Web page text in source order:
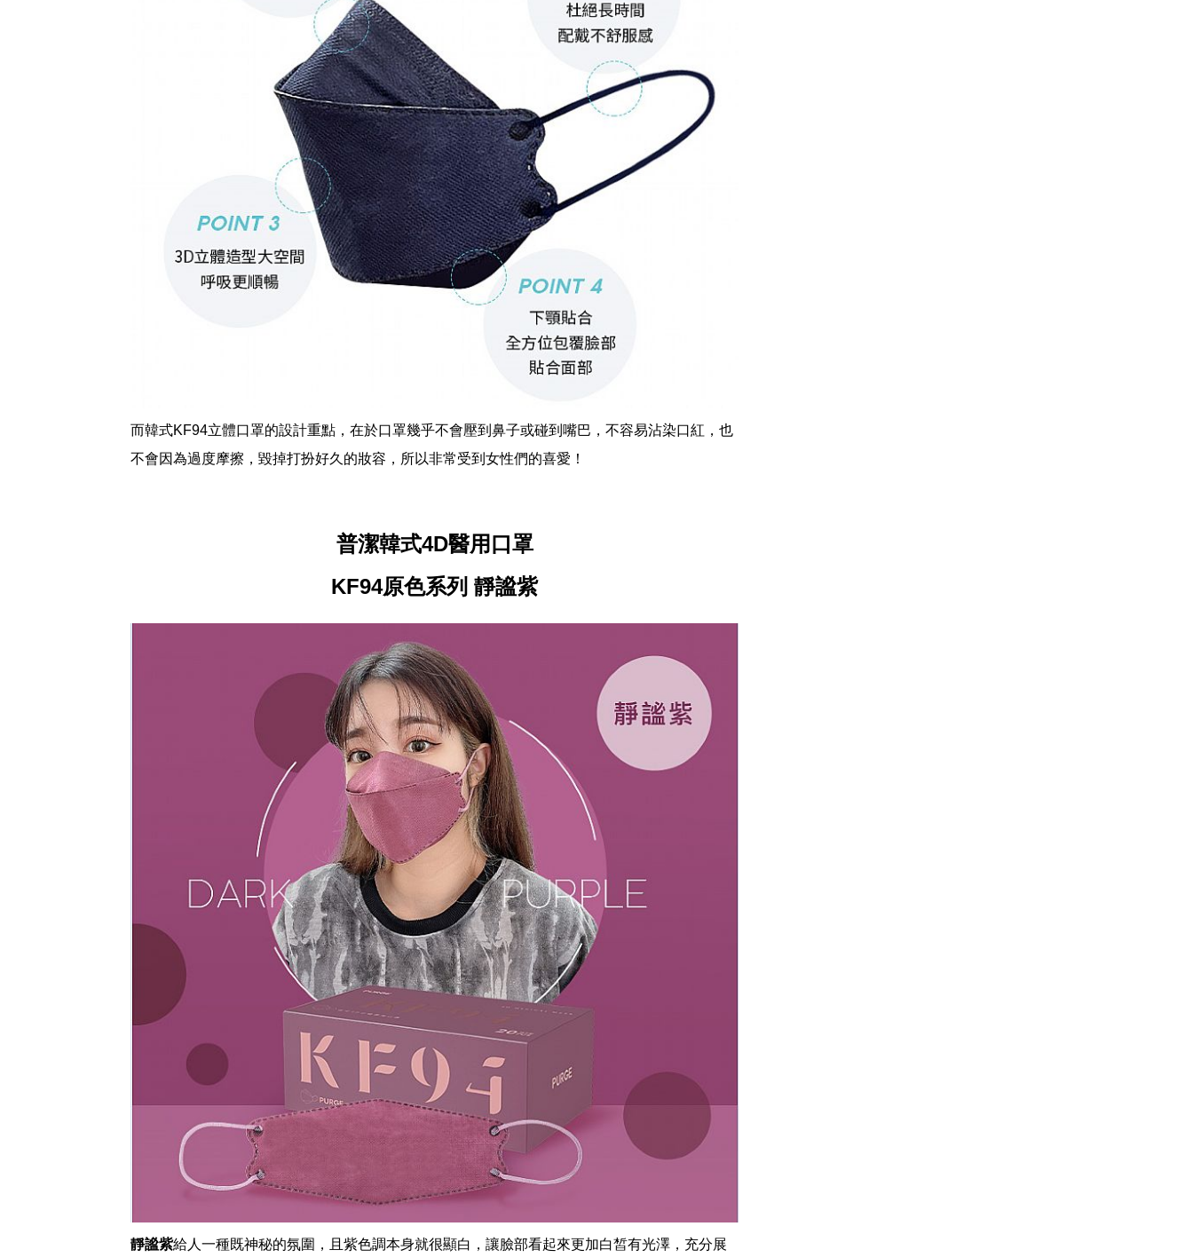
而韓式KF94立體口罩的設計重點，在於口罩幾乎不會壓到鼻子或碰到嘴巴，不容易沾染口紅，也
不會因為過度摩擦，毀掉打扮好久的妝容，所以非常受到女性們的喜愛！
普潔韓式4D醫用口罩
KF94原色系列 靜謐紫
靜謐紫給人一種既神秘的氛圍，且紫色調本身就很顯白，讓臉部看起來更加白皙有光澤，充分展